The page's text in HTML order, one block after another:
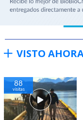
VISTO
88
visitas